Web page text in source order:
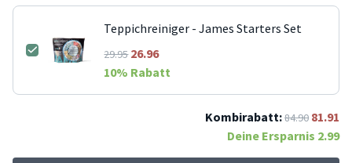
Teppichreiniger - James Starters Set
29.9526.96
10% Rabatt
Kombirabatt:84.90 81.91
Deine Ersparnis 2.99